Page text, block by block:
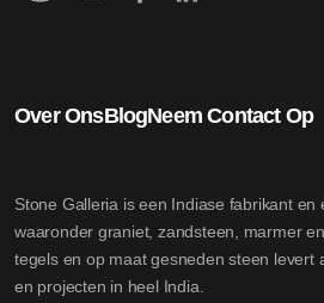
Over OnsBlogNeem Contact Op
Stone Galleria is een Indiase fabrikant
waaronder graniet, zandsteen, marmer
tegels en op maat gesneden steen levert
en projecten in heel India.